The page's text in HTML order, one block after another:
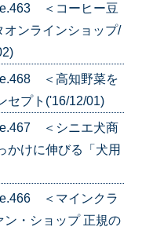
＜コーヒー豆
オンラインショップ/
＜高知野菜を
セプト('16/12/01)
＜シニエ犬商
かけに伸びる「犬用
＜マインクラ
・ショップ 正規の